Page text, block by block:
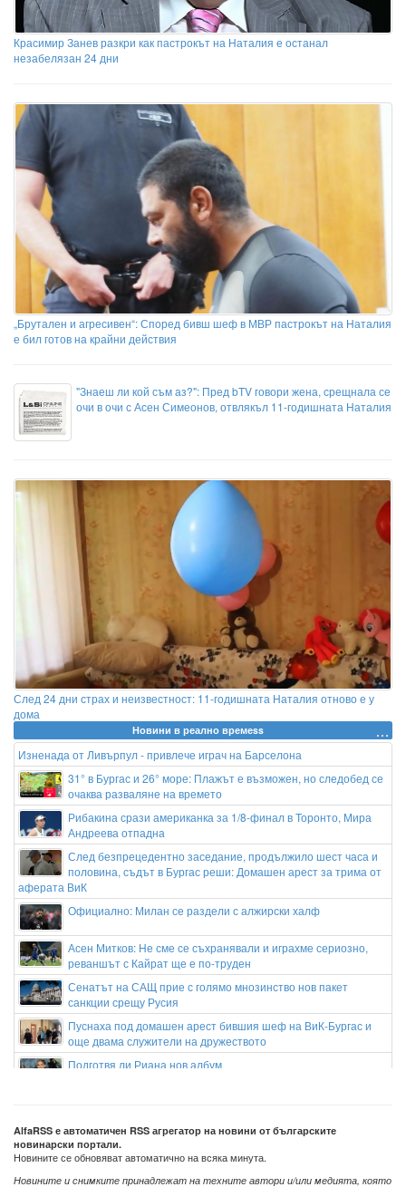
Красимир Занев разкри как пастрокът на Наталия е останал
незабелязан 24 дни
„Брутален и агресивен“: Според бивш шеф в МВР пастрокът на Наталия
е бил готов на крайни действия
"Знаеш ли кой съм аз?": Пред bTV говори жена, срещнала се
очи в очи с Асен Симеонов, отвлякъл 11-годишната Наталия
След 24 дни страх и неизвестност: 11-годишната Наталия отново е у
дома
Новини в реално времеss
Изненада от Ливърпул - привлече играч на Барселона
31° в Бургас и 26° море: Плажът е възможен, но следобед се
очаква разваляне на времето
Рибакина срази американка за 1/8-финал в Торонто, Мира
Андреева отпадна
След безпрецедентно заседание, продължило шест часа и
половина, съдът в Бургас реши: Домашен арест за трима от
аферата ВиК
Официално: Милан се раздели с алжирски халф
Асен Митков: Не сме се съхранявали и играхме сериозно,
реваншът с Кайрат ще е по-труден
Сенатът на САЩ прие с голямо мнозинство нов пакет
санкции срещу Русия
Пуснаха под домашен арест бившия шеф на ВиК-Бургас и
още двама служители на дружеството
Подготвя ли Риана нов албум
AlfaRSS е автоматичен RSS агрегатор на новини от българските
новинарски портали.
Новините се обновяват автоматично на всяка минута.
Новините и снимките принадлежат на техните автори и/или медията, която